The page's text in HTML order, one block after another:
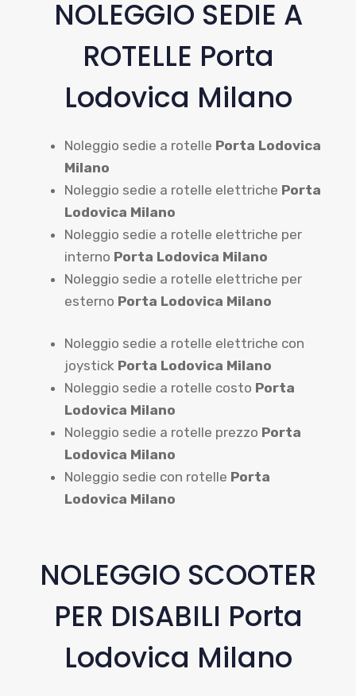
NOLEGGIO SEDIE A
ROTELLE Porta
Lodovica Milano
Noleggio sedie a rotelle Porta Lodovica
Milano
Noleggio sedie a rotelle elettriche Porta
Lodovica Milano
Noleggio sedie a rotelle elettriche per
interno Porta Lodovica Milano
Noleggio sedie a rotelle elettriche per
esterno Porta Lodovica Milano
Noleggio sedie a rotelle elettriche con
joystick Porta Lodovica Milano
Noleggio sedie a rotelle costo Porta
Lodovica Milano
Noleggio sedie a rotelle prezzo Porta
Lodovica Milano
Noleggio sedie con rotelle Porta
Lodovica Milano
NOLEGGIO SCOOTER
PER DISABILI Porta
Lodovica Milano